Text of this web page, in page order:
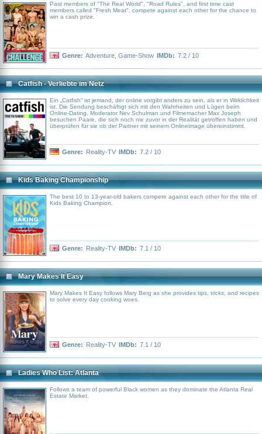
Past members of "The Real World", "Road Rules", and first time cast
members called "Fresh Meat", compete against each other for the chance to
win a cash prize.
Genre: Adventure Game-Show IMDb: 7.2 / 10
Catfish - Verliebte im Netz
Ein „Catfish“ ist jemand, der online vorgibt anders zu sein, als er in Wirklichkeit
ist. Die Sendung beschäftigt sich mit den Wahrheiten und Lügen beim
Online-Dating. Moderator Nev Schulman und Filmemacher Max Joseph
besuchen Paare, die sich noch nie zuvor in der Realität getroffen haben und
überprüfen für sie ob der Partner mit seinem Onlineimage übereinstimmt.
Genre: Reality-TV IMDb: 7.2 / 10
Kids Baking Championship
The best 10 to 13-year-old bakers compete against each other for the title of
Kids Baking Champion.
Genre: Reality-TV IMDb: 7.1 / 10
Mary Makes It Easy
Mary Makes It Easy follows Mary Berg as she provides tips, tricks, and recipes
to solve every day cooking woes.
Genre: Reality-TV IMDb: 7.1 / 10
Ladies Who List: Atlanta
Follows a team of powerful Black women as they dominate the Atlanta Real
Estate Market.